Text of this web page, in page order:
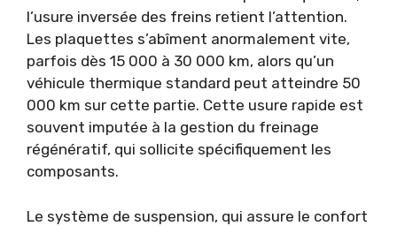
l’usure inversée des freins retient l’attention.
Les plaquettes s’abîment anormalement vite,
parfois dès 15 000 à 30 000 km, alors qu’un
véhicule thermique standard peut atteindre 50
000 km sur cette partie. Cette usure rapide est
souvent imputée à la gestion du freinage
régénératif, qui sollicite spécifiquement les
composants.
Le système de suspension, qui assure le confort